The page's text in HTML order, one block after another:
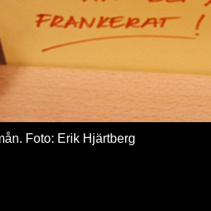
Foto: Erik Hjärtberg